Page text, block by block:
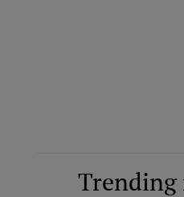
Trending